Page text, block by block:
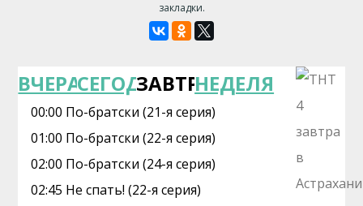
закладки.
ВЧЕРАСЕГОДНЯЗАВТРАНЕДЕЛЯ
00:00 По-братски (21-я серия)
01:00 По-братски (22-я серия)
02:00 По-братски (24-я серия)
02:45 Не спать! (22-я серия)